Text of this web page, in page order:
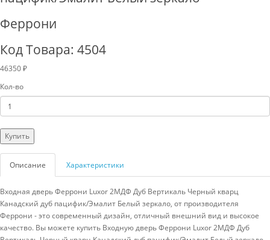
Феррони
Код Товара: 4504
46350 ₽
Кол-во
Купить
Описание Характеристики
Входная дверь Феррони Luxor 2МДФ Дуб Вертикаль Черный кварц
Канадский дуб пацифик/Эмалит Белый зеркало, от производителя
Феррони - это современный дизайн, отличный внешний вид и высокое
качество. Вы можете купить Входную дверь Феррони Luxor 2МДФ Дуб